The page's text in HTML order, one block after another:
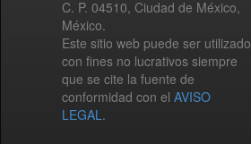
C. P. 04510, Ciudad de México,
México.
Este sitio web puede ser utilizado
con fines no lucrativos siempre
que se cite la fuente de
conformidad con el AVISO
LEGAL.